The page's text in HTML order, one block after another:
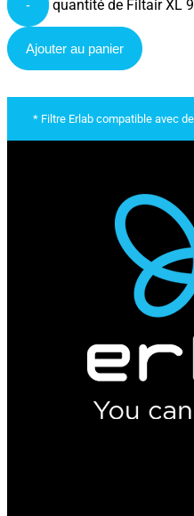
- quantité de Filtair XL
Ajouter au panier
* Filtre Erlab compatible avec